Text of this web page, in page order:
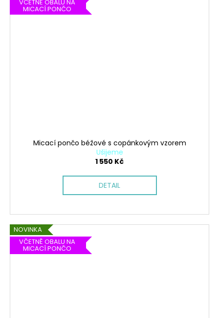
VČETNĚ OBALU NA
MICACÍ PONČO
Micací pončo béžové s copánkovým vzorem
Ušijeme
1 550 Kč
DETAIL
NOVINKA
VČETNĚ OBALU NA
MICACÍ PONČO